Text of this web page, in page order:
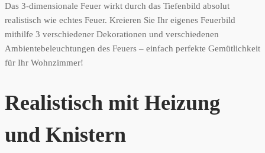
Das 3-dimensionale Feuer wirkt durch das Tiefenbild absolut
realistisch wie echtes Feuer. Kreieren Sie Ihr eigenes Feuerbild
mithilfe 3 verschiedener Dekorationen und verschiedenen
Ambientebeleuchtungen des Feuers – einfach perfekte Gemütlichkeit
für Ihr Wohnzimmer!
Realistisch mit Heizung
und Knistern